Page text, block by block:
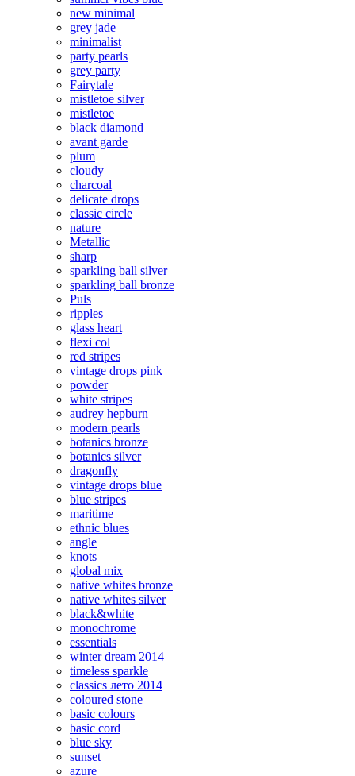
new minimal
grey jade
minimalist
party pearls
grey party
Fairytale
mistletoe silver
mistletoe
black diamond
avant garde
plum
cloudy
charcoal
delicate drops
classic circle
nature
Metallic
sharp
sparkling ball silver
sparkling ball bronze
Puls
ripples
glass heart
flexi col
red stripes
vintage drops pink
powder
white stripes
audrey hepburn
modern pearls
botanics bronze
botanics silver
dragonfly
vintage drops blue
blue stripes
maritime
ethnic blues
angle
knots
global mix
native whites bronze
native whites silver
black&white
monochrome
essentials
winter dream 2014
timeless sparkle
classics лето 2014
coloured stone
basic colours
basic cord
blue sky
sunset
azure